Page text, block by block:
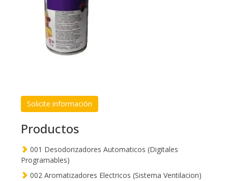
Solicite información
Productos
001 Desodorizadores Automaticos (Digitales
Programables)
002 Aromatizadores Electricos (Sistema Ventilacion)